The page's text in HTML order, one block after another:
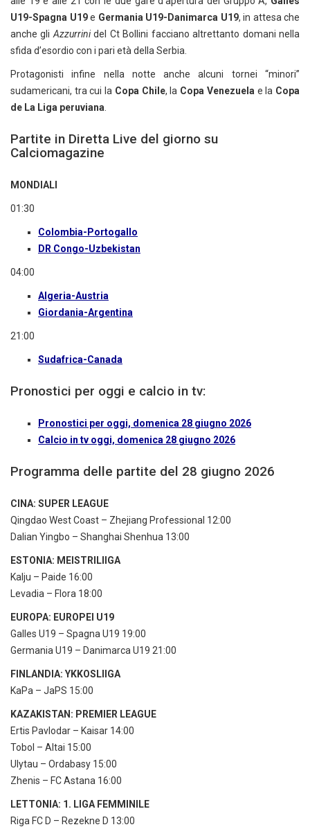
U19-Spagna U19e Germania U19-Danimarca U19, in attesa che
anche gli Azzurrinidel Ct Bollini facciano altrettanto domani nella
sfida d’esordio con i pari età della Serbia.
Protagonisti infine nella notte anche alcuni tornei “minori”
sudamericani, tra cui la Copa Chile, la Copa Venezuela e la Copa
de La Liga peruviana
Partite in Diretta Live del giorno su
Calciomagazine
MONDIALI
01:30
Colombia-Portogallo
DR Congo-Uzbekistan
04:00
Algeria-Austria
Giordania-Argentina
21:00
Sudafrica-Canada
Pronostici per oggi e calcio in tv:
Pronostici per oggi, domenica 28 giugno 2026
Calcio in tv oggi, domenica 28 giugno 2026
Programma delle partite del 28 giugno 2026
CINA: SUPER LEAGUE
Qingdao West Coast – Zhejiang Professional 12:00
Dalian Yingbo – Shanghai Shenhua 13:00
ESTONIA: MEISTRILIIGA
Kalju – Paide 16:00
Levadia – Flora 18:00
EUROPA: EUROPEI U19
Galles U19 – Spagna U19 19:00
Germania U19 – Danimarca U19 21:00
FINLANDIA: YKKOSLIIGA
KaPa – JaPS 15:00
KAZAKISTAN: PREMIER LEAGUE
Ertis Pavlodar – Kaisar 14:00
Tobol – Altai 15:00
Ulytau – Ordabasy 15:00
Zhenis – FC Astana 16:00
LETTONIA: 1. LIGA FEMMINILE
Riga FC D – Rezekne D 13:00